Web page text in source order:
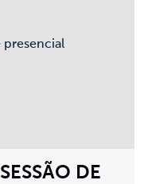
DE
presencial